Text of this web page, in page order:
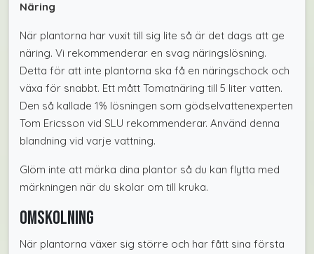
Näring
När plantorna har vuxit till sig lite så är det dags att ge
näring. Vi rekommenderar en svag näringslösning.
Detta för att inte plantorna ska få en näringschock och
växa för snabbt. Ett mått Tomatnäring till 5 liter vatten.
Den så kallade 1% lösningen som gödselvattenexperten
Tom Ericsson vid SLU rekommenderar. Använd denna
blandning vid varje vattning.
Glöm inte att märka dina plantor så du kan flytta med
märkningen när du skolar om till kruka.
Omskolning
När plantorna växer sig större och har fått sina första